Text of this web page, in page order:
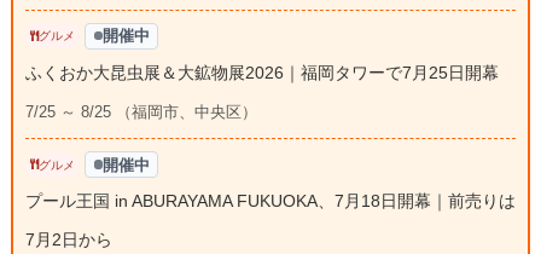
グルメ 開催中
ふくおか大昆虫展＆大鉱物展2026｜福岡タワーで7月25日開幕
7/25 ～ 8/25 （福岡市、中央区）
グルメ 開催中
プール王国 in ABURAYAMA FUKUOKA、7月18日開幕｜前売りは
7月2日から